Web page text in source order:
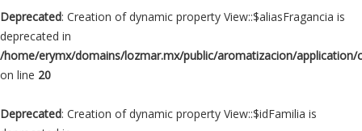
Deprecated: Creation of dynamic property View::$aliasFragancia is
deprecated in
/home/erymx/domains/lozmar.mx/public/aromatizacion/application/
on line 20
Deprecated: Creation of dynamic property View::$idFamilia is